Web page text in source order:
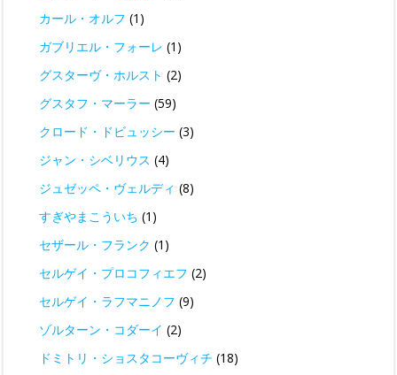
カール・オルフ (1)
ガブリエル・フォーレ (1)
グスターヴ・ホルスト (2)
グスタフ・マーラー (59)
クロード・ドビュッシー (3)
ジャン・シベリウス (4)
ジュゼッペ・ヴェルディ (8)
すぎやまこういち (1)
セザール・フランク (1)
セルゲイ・プロコフィエフ (2)
セルゲイ・ラフマニノフ (9)
ゾルターン・コダーイ (2)
ドミトリ・ショスタコーヴィチ (18)